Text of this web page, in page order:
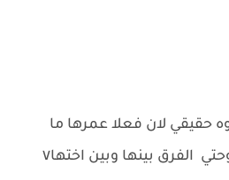
حقيقي لان فعلا عمرها ما
سمعت عن خالتها دي وحتي الفرق بينها وبين اختها٧